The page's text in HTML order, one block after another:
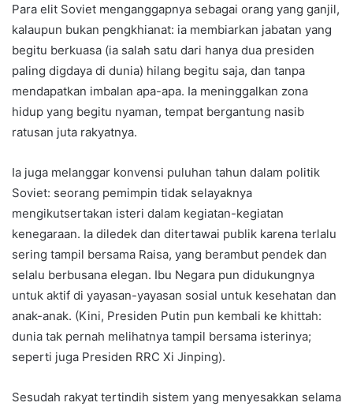
Para elit Soviet menganggapnya sebagai orang yang ganjil,
kalaupun bukan pengkhianat: ia membiarkan jabatan yang
begitu berkuasa (ia salah satu dari hanya dua presiden
paling digdaya di dunia) hilang begitu saja, dan tanpa
mendapatkan imbalan apa-apa. Ia meninggalkan zona
hidup yang begitu nyaman, tempat bergantung nasib
ratusan juta rakyatnya.
Ia juga melanggar konvensi puluhan tahun dalam politik
Soviet: seorang pemimpin tidak selayaknya
mengikutsertakan isteri dalam kegiatan-kegiatan
kenegaraan. Ia diledek dan ditertawai publik karena terlalu
sering tampil bersama Raisa, yang berambut pendek dan
selalu berbusana elegan. Ibu Negara pun didukungnya
untuk aktif di yayasan-yayasan sosial untuk kesehatan dan
anak-anak. (Kini, Presiden Putin pun kembali ke khittah:
dunia tak pernah melihatnya tampil bersama isterinya;
seperti juga Presiden RRC Xi Jinping).
Sesudah rakyat tertindih sistem yang menyesakkan selama